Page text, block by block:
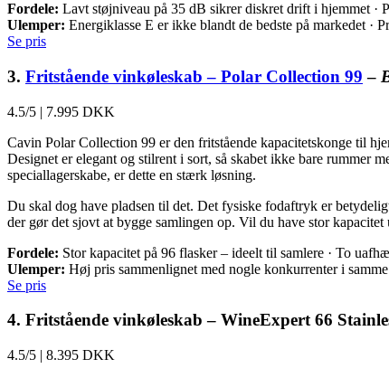
Fordele: Lavt støjniveau på 35 dB sikrer diskret drift i hjemmet ·
Ulemper: Energiklasse E er ikke blandt de bedste på markedet
Se pris
3. Fritstående vinkøleskab – Polar Collection 99 –
4.5/5 | 7.995 DKK
Cavin Polar Collection 99 er den fritstående kapacitetskonge til
Designet er elegant og stilrent i sort, så skabet ikke bare rummer
speciallagerskabe, er dette en stærk løsning.
Du skal dog have pladsen til det. Det fysiske fodaftryk er
der gør det sjovt at bygge samlingen op. Vil du have stor
Fordele: Stor kapacitet på 96 flasker – ideelt til samlere · To
Ulemper: Høj pris sammenlignet med nogle konkurrenter i
Se pris
4. Fritstående vinkøleskab – WineExpert 66
4.5/5 | 8.395 DKK